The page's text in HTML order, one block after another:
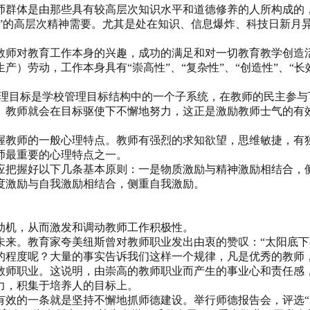
体是由那些具有较高层次知识水平和道德修养的人所构成
高层次精神需要。尤其是处在知识、信息爆炸、科技日新
对教育工作本身的兴趣，成功的满足和对一切教育教学创
）劳动，工作本身具有“崇高性”、“复杂性”、“创造性”、“
标是学校管理目标结构中的一个子系统，在教师的民主参
师就会在目标驱使下不懈地努力，这正是激励教师士气的有
师的一般心理特点。教师有强烈的求知欲望，思维敏捷，
重要的心理特点之一。
握好以下几条基本原则：一是物质激励与精神激励相结合
励与自我激励相结合，侧重自我激励。
，从而激发和调动教师工作积极性。
。教育家夸美纽斯曾对教师职业发出由衷的赞叹：“太阳底
度呢？大量的事实告诉我们这样一个规律，凡是优秀的教
职业。这说明，由崇高的教师职业而产生的事业心和责任
积集于培养人的目标上。
的一条就是坚持不懈地抓师德建设。举行师德报告会，评